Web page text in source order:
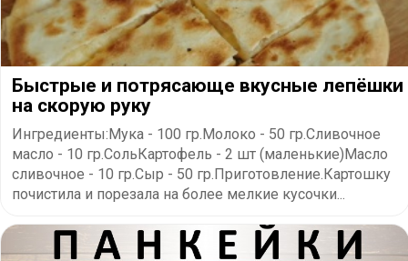
Быстрые и потрясающе вкусные лепёшки
на скорую руку
Ингредиенты:Мука - 100 гр.Молоко - 50 гр.Сливочное
масло - 10 гр.СольКартофель - 2 шт (маленькие)Масло
сливочное - 10 гр.Сыр - 50 гр.Приготовление.Картошку
почистила и порезала на более мелкие кусочки...